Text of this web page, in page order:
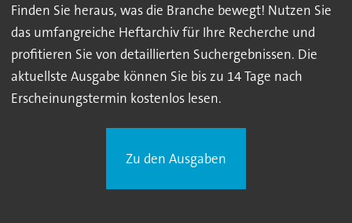
Finden Sie heraus, was die Branche bewegt! Nutzen Sie
das umfangreiche Heftarchiv für Ihre Recherche und
profitieren Sie von detaillierten Suchergebnissen. Die
aktuellste Ausgabe können Sie bis zu 14 Tage nach
Erscheinungstermin kostenlos lesen.
Zu den Ausgaben